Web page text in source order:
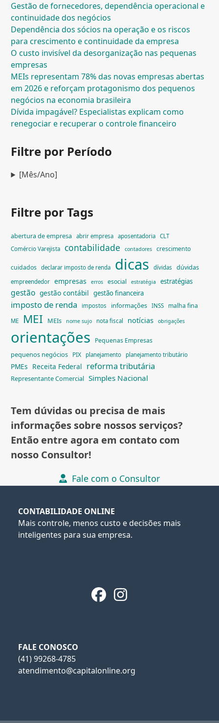
Gestão de fornecedores, dependência operacional e
continuidade dos negócios
Dependência dos sócios na operação e os riscos
para crescimento e continuidade da empresa
O custo invisível da desorganização nas pequenas
empresas
MEIs representam 78% das novas empresas abertas
em 2026 e reforçam protagonismo dos pequenos
negócios na economia brasileira
Dívida impagável? Especialistas explicam como
renegociar e recuperar o controle financeiro
Filtre por Período
[Mês/Ano]
Filtre por Tags
abertura de empresa abrir empresa aposentadoria
CLT
Comércio Varejista
contabilidade contadores crescimento
cuidados declarar imposto de renda dicas dívidas dúvidas
empreendedor empresas erros esocial estratégia estratégias
gestão gestão contábil gestão financeira
imposto de renda impostos informações INSS malha fina
ME MEI MEIs nome sujo nota fiscal notícias obrigações
orientações Pequenas Empresas
pequenos negócios PIX planejamento planejamento tributário
PMEs Receita Federal reforma tributária
Representante Comercial Simples Nacional
Tem dúvidas ou precisa de mais
informações sobre nossos serviços?
Então entre agora em contato com
nosso Consultor!
Fale com o Consultor
CONTABILIDADE ONLINE
Mais controle, menos custo e decisões mais
inteligentes para sua empresa.
Facebook
Instagram
FALE CONOSCO
(41) 99268-4785
atendimento@capitalonline.org